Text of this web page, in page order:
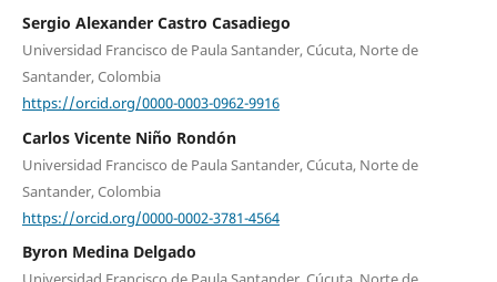
Sergio Alexander Castro Casadiego
Universidad Francisco de Paula Santander, Cúcuta, Norte de
Santander, Colombia
https://orcid.org/0000-0003-0962-9916
Carlos Vicente Niño Rondón
Universidad Francisco de Paula Santander, Cúcuta, Norte de
Santander, Colombia
https://orcid.org/0000-0002-3781-4564
Byron Medina Delgado